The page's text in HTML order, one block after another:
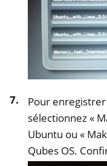
Pour
sélectionnez «
Ubuntu ou «
Qubes OS.